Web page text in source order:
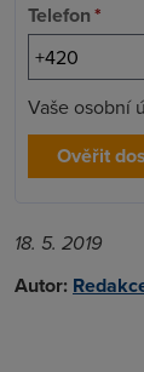
Telefon*
Vaše osobní
Ověřit
18. 5. 2019
Autor: